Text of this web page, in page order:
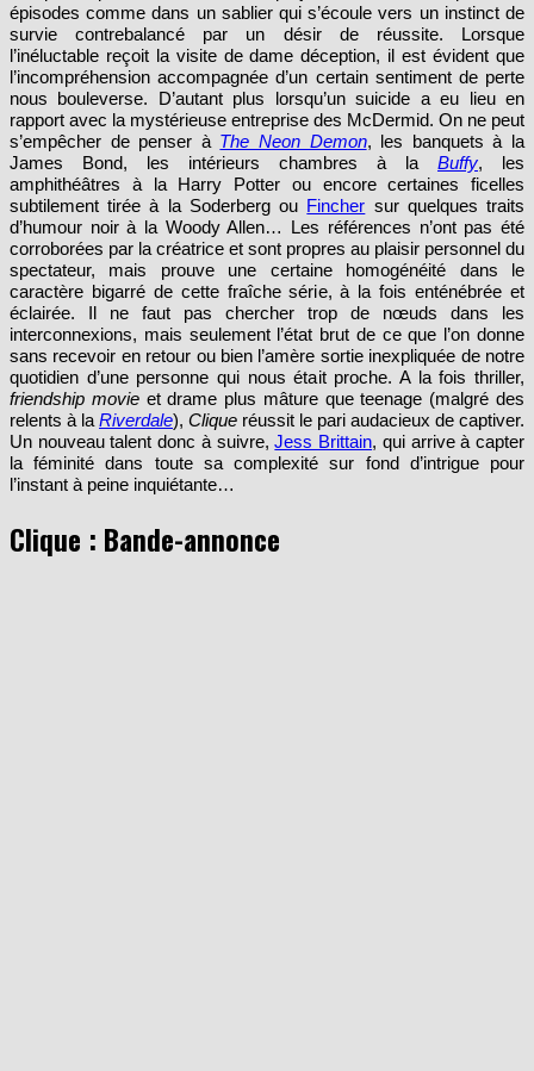
épisodes comme dans un sablier qui s’écoule vers un instinct de
survie contrebalancé par un désir de réussite. Lorsque
l’inéluctable reçoit la visite de dame déception, il est évident que
l’incompréhension accompagnée d’un certain sentiment de perte
nous bouleverse. D’autant plus lorsqu’un suicide a eu lieu en
rapport avec la mystérieuse entreprise des McDermid. On ne peut
s’empêcher de penser à The Neon Demon, les banquets à la
James Bond, les intérieurs chambres à la Buffy, les
amphithéâtres à la Harry Potter ou encore certaines ficelles
subtilement tirée à la Soderberg ou Fincher sur quelques traits
d’humour noir à la Woody Allen… Les références n’ont pas été
corroborées par la créatrice et sont propres au plaisir personnel du
spectateur, mais prouve une certaine homogénéité dans le
caractère bigarré de cette fraîche série, à la fois enténébrée et
éclairée. Il ne faut pas chercher trop de nœuds dans les
interconnexions, mais seulement l’état brut de ce que l’on donne
sans recevoir en retour ou bien l’amère sortie inexpliquée de notre
quotidien d’une personne qui nous était proche. A la fois thriller,
friendship movieet drame plus mâture que teenage (malgré des
relents à la Riverdale), Clique réussit le pari audacieux de captiver.
Un nouveau talent donc à suivre,Jess Brittain, qui arrive à capter
la féminité dans toute sa complexité sur fond d’intrigue pour
l’instant à peine inquiétante…
Clique : Bande-annonce